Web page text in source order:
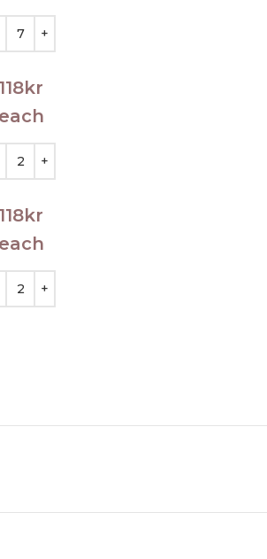
118kr
each
118kr
each